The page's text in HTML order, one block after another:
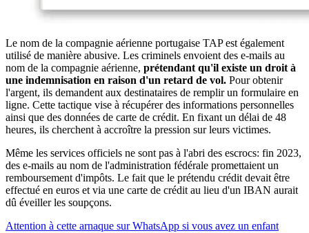
Le nom de la compagnie aérienne portugaise TAP est également
utilisé de manière abusive. Les criminels envoient des e-mails au
nom de la compagnie aérienne, prétendant qu'il existe un droit à
une indemnisation en raison d'un retard de vol. Pour obtenir
l'argent, ils demandent aux destinataires de remplir un formulaire en
ligne. Cette tactique vise à récupérer des informations personnelles
ainsi que des données de carte de crédit. En fixant un délai de 48
heures, ils cherchent à accroître la pression sur leurs victimes.
Même les services officiels ne sont pas à l'abri des escrocs: fin 2023,
des e-mails au nom de l'administration fédérale promettaient un
remboursement d'impôts. Le fait que le prétendu crédit devait être
effectué en euros et via une carte de crédit au lieu d'un IBAN aurait
dû éveiller les soupçons.
Attention à cette arnaque sur WhatsApp si vous avez un enfant